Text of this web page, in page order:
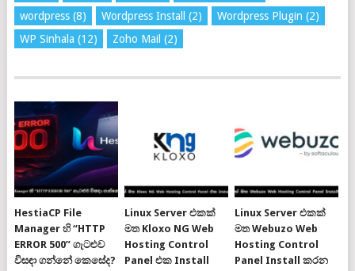
wordpress(8) Wordpress Install (2) Wordpress Plugin (2)
WP Sinhala (12) Zoho Mail (2)
HestiaCP File
Manager හි “HTTP
ERROR 500” ගැටළුව
විසඳා ගන්නේ කෙසේද?
Linux Server එකක්
මත Kloxo NG Web
Hosting Control
Panel එක Install
Linux Server එකක්
මත Webuzo Web
Hosting Control
Panel Install කරන